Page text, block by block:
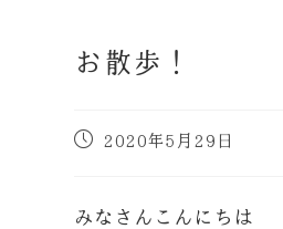
お散歩！
2020年5月29日
みなさんこんにちは